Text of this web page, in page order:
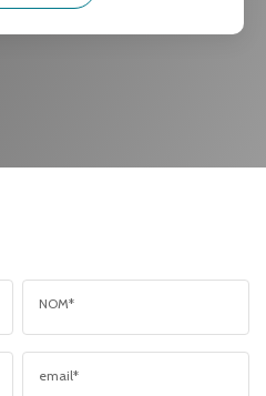
NOM*
email*